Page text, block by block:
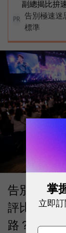
副總揭比拚
PR
告別極速迷
標準
告別「極
評比揭密
路？
掌
立即